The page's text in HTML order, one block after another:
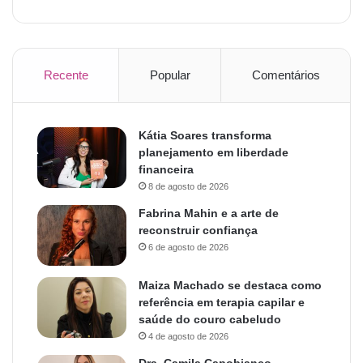
Recente Popular Comentários
Kátia Soares transforma
planejamento em liberdade
financeira
8 de agosto de 2026
Fabrina Mahin e a arte de
reconstruir confiança
6 de agosto de 2026
Maiza Machado se destaca como
referência em terapia capilar e
saúde do couro cabeludo
4 de agosto de 2026